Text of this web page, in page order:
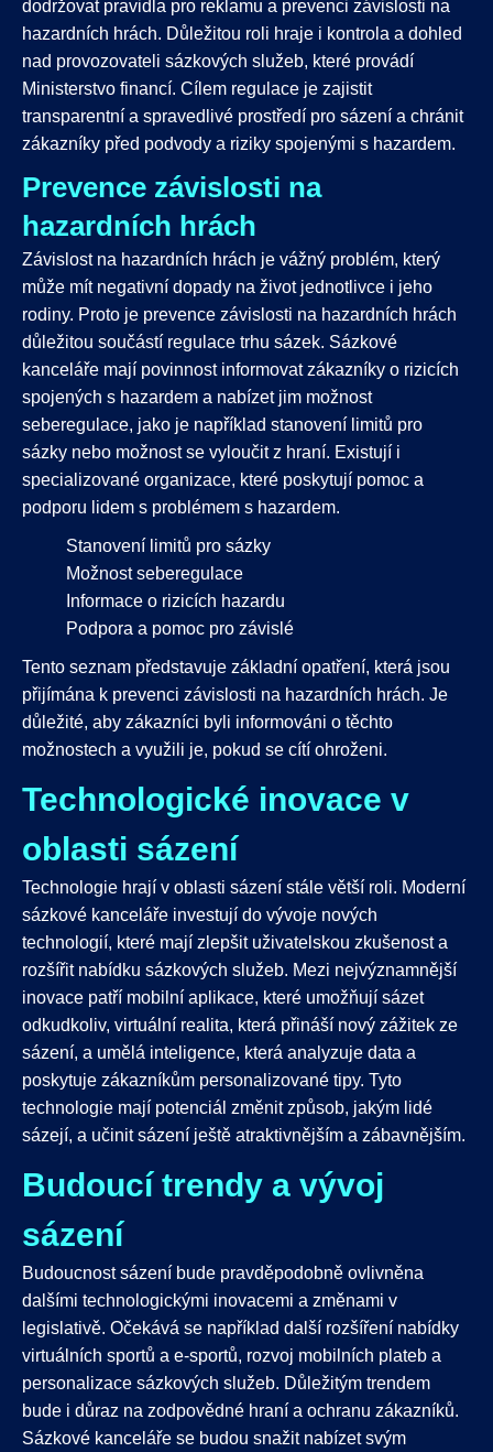
dodržovat pravidla pro reklamu a prevenci závislosti na
hazardních hrách. Důležitou roli hraje i kontrola a dohled
nad provozovateli sázkových služeb, které provádí
Ministerstvo financí. Cílem regulace je zajistit
transparentní a spravedlivé prostředí pro sázení a chránit
zákazníky před podvody a riziky spojenými s hazardem.
Prevence závislosti na
hazardních hrách
Závislost na hazardních hrách je vážný problém, který
může mít negativní dopady na život jednotlivce i jeho
rodiny. Proto je prevence závislosti na hazardních hrách
důležitou součástí regulace trhu sázek. Sázkové
kanceláře mají povinnost informovat zákazníky o rizicích
spojených s hazardem a nabízet jim možnost
seberegulace, jako je například stanovení limitů pro
sázky nebo možnost se vyloučit z hraní. Existují i
specializované organizace, které poskytují pomoc a
podporu lidem s problémem s hazardem.
Stanovení limitů pro sázky
Možnost seberegulace
Informace o rizicích hazardu
Podpora a pomoc pro závislé
Tento seznam představuje základní opatření, která jsou
přijímána k prevenci závislosti na hazardních hrách. Je
důležité, aby zákazníci byli informováni o těchto
možnostech a využili je, pokud se cítí ohroženi.
Technologické inovace v
oblasti sázení
Technologie hrají v oblasti sázení stále větší roli. Moderní
sázkové kanceláře investují do vývoje nových
technologií, které mají zlepšit uživatelskou zkušenost a
rozšířit nabídku sázkových služeb. Mezi nejvýznamnější
inovace patří mobilní aplikace, které umožňují sázet
odkudkoliv, virtuální realita, která přináší nový zážitek ze
sázení, a umělá inteligence, která analyzuje data a
poskytuje zákazníkům personalizované tipy. Tyto
technologie mají potenciál změnit způsob, jakým lidé
sázejí, a učinit sázení ještě atraktivnějším a zábavnějším.
Budoucí trendy a vývoj
sázení
Budoucnost sázení bude pravděpodobně ovlivněna
dalšími technologickými inovacemi a změnami v
legislativě. Očekává se například další rozšíření nabídky
virtuálních sportů a e-sportů, rozvoj mobilních plateb a
personalizace sázkových služeb. Důležitým trendem
bude i důraz na zodpovědné hraní a ochranu zákazníků.
Sázkové kanceláře se budou snažit nabízet svým